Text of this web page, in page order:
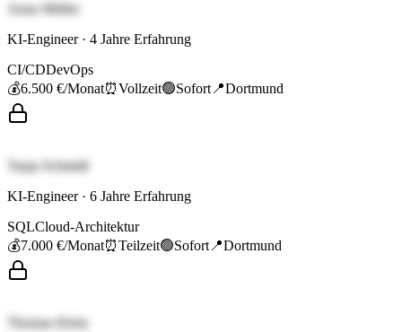
Anna Müller
KI-Engineer· 4 Jahre Erfahrung
CI/CDDevOps
💰6.500 €/Monat⏰Vollzeit🟢Sofort 📍Dortmund
Tanja Schmidt
KI-Engineer· 6 Jahre Erfahrung
SQLCloud-Architektur
💰7.000 €/Monat⏰Teilzeit🟢Sofort 📍Dortmund
Thomas Klein